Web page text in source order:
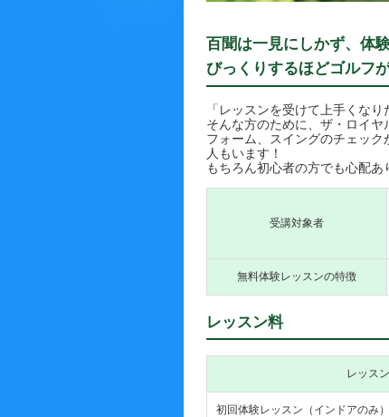
百聞は一見にしかず、体
びっくりするほどゴルフ
「レッスンを受けて上手くな
そんな方のために、ザ・ロイヤ
フォーム、スイングのチェッ
人もいます！
もちろん初心者の方でも心配
受講対象者
無料体験レッスンの特徴
レッスン料
レッスン
初回体験レッスン（インドアのみ）